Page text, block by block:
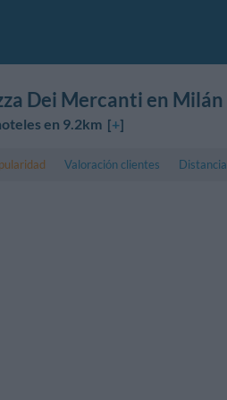
Dei Mercanti en Milán
en 9.2km [+]
Valoración clientes Distancia